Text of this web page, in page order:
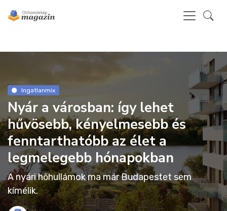
Ingatlanmix
Nyár a városban: így lehet
hűvösebb, kényelmesebb és
fenntarthatóbb az élet a
legmelegebb hónapokban
A nyári hőhullámok ma már Budapestet sem
kímélik.